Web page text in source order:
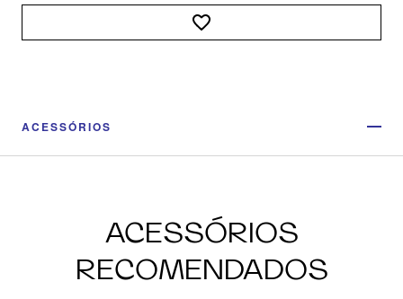
ACESSÓRIOS
ACESSÓRIOS
RECOMENDADOS